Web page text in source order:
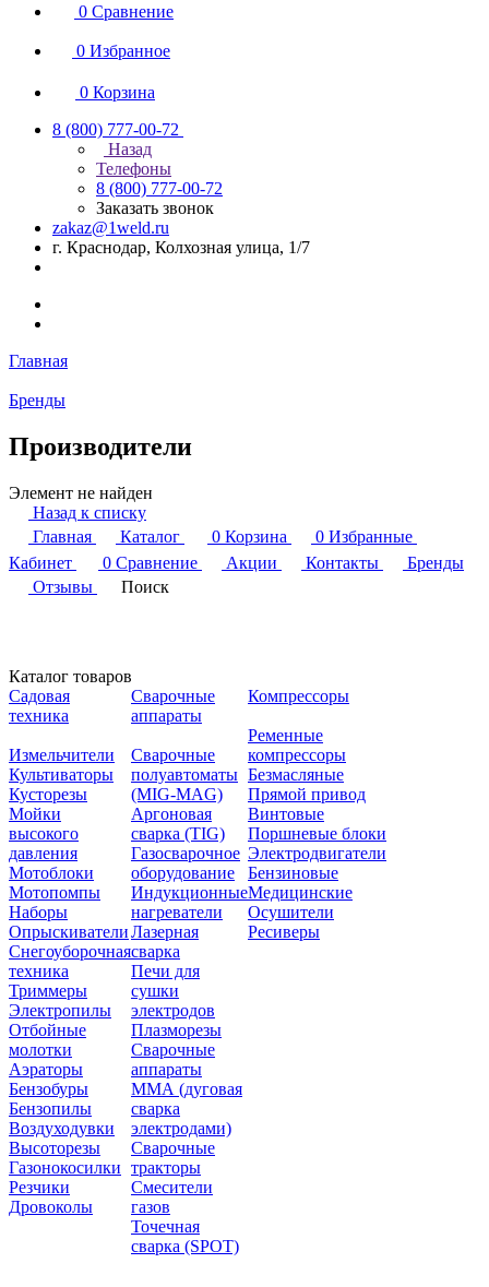
0 Сравнение
0 Избранное
0 Корзина
8 (800) 777-00-72
Назад
Телефоны
8 (800) 777-00-72
Заказать звонок
zakaz@1weld.ru
г. Краснодар, Колхозная улица, 1/7
Главная
Бренды
Производители
Элемент не найден
Назад к списку
Главная
Каталог 0 Корзина 0 Избранные
Кабинет
0 Сравнение Акции Контакты
Бренды
Отзывы
Поиск
Каталог товаров
Садовая
техника
Измельчители
Культиваторы
Кусторезы
Мойки
высокого
давления
Мотоблоки
Мотопомпы
Наборы
Опрыскиватели
Снегоуборочная
техника
Триммеры
Электропилы
Отбойные
молотки
Аэраторы
Бензобуры
Бензопилы
Воздуходувки
Высоторезы
Газонокосилки
Резчики
Дровоколы
Сварочные
аппараты
Сварочные
полуавтоматы
(MIG-MAG)
Аргоновая
сварка (TIG)
Газосварочное
оборудование
Индукционные
нагреватели
Лазерная
сварка
Печи для
сушки
электродов
Плазморезы
Сварочные
аппараты
ММА (дуговая
сварка
электродами)
Сварочные
тракторы
Смесители
газов
Точечная
сварка (SPOT)
Компрессоры
Ременные
компрессоры
Безмасляные
Прямой привод
Винтовые
Поршневые блоки
Электродвигатели
Бензиновые
Медицинские
Осушители
Ресиверы